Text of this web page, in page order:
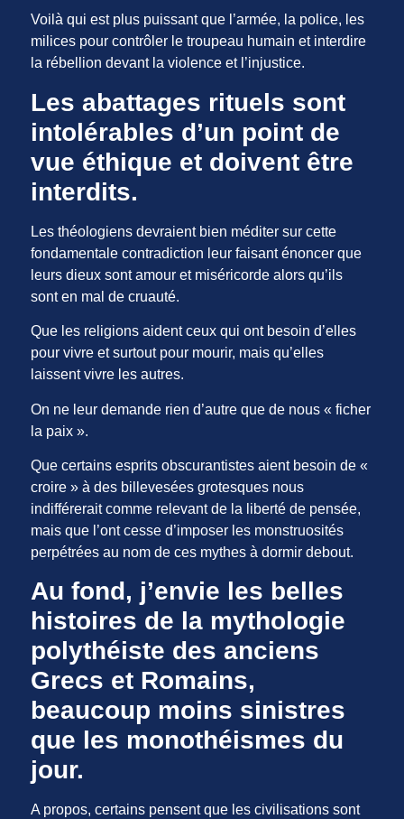
Voilà qui est plus puissant que l’armée, la police, les
milices pour contrôler le troupeau humain et interdire
la rébellion devant la violence et l’injustice.
Les abattages rituels sont
intolérables d’un point de
vue éthique et doivent être
interdits.
Les théologiens devraient bien méditer sur cette
fondamentale contradiction leur faisant énoncer que
leurs dieux sont amour et miséricorde alors qu’ils
sont en mal de cruauté.
Que les religions aident ceux qui ont besoin d’elles
pour vivre et surtout pour mourir, mais qu’elles
laissent vivre les autres.
On ne leur demande rien d’autre que de nous « ficher
la paix ».
Que certains esprits obscurantistes aient besoin de «
croire » à des billevesées grotesques nous
indifférerait comme relevant de la liberté de pensée,
mais que l’ont cesse d’imposer les monstruosités
perpétrées au nom de ces mythes à dormir debout.
Au fond, j’envie les belles
histoires de la mythologie
polythéiste des anciens
Grecs et Romains,
beaucoup moins sinistres
que les monothéismes du
jour.
A propos, certains pensent que les civilisations sont